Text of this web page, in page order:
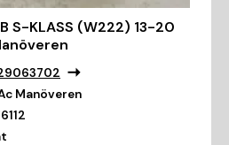
S-KLASS (W222) 13-20
Manöveren